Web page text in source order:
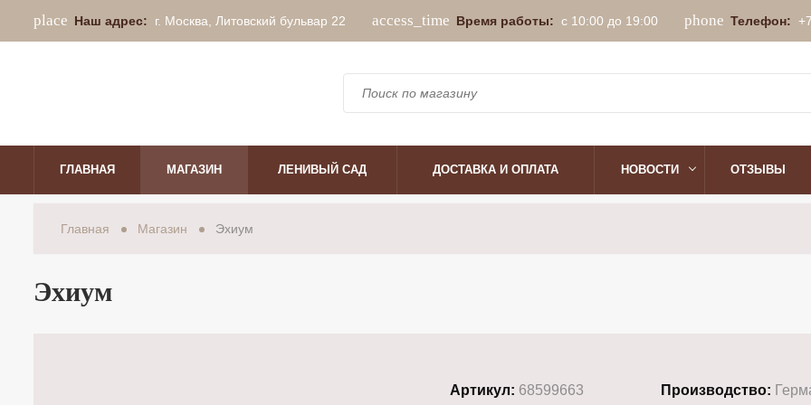
place Наш адрес: г. Москва, Литовский бульвар 22 access_time Время работы: с 10:00 до 19:00 phone Телефон:
ГЛАВНАЯ МАГАЗИН ЛЕНИВЫЙ САД ДОСТАВКА И ОПЛАТА НОВОСТИ ОТЗЫВЫ
Главная Магазин Эхиум
Эхиум
Артикул: 68599663
Производство: